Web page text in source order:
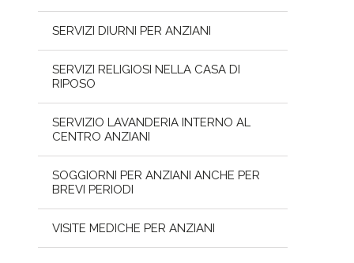
SERVIZI DIURNI PER ANZIANI
SERVIZI RELIGIOSI NELLA CASA DI
RIPOSO
SERVIZIO LAVANDERIA INTERNO AL
CENTRO ANZIANI
SOGGIORNI PER ANZIANI ANCHE PER
BREVI PERIODI
VISITE MEDICHE PER ANZIANI